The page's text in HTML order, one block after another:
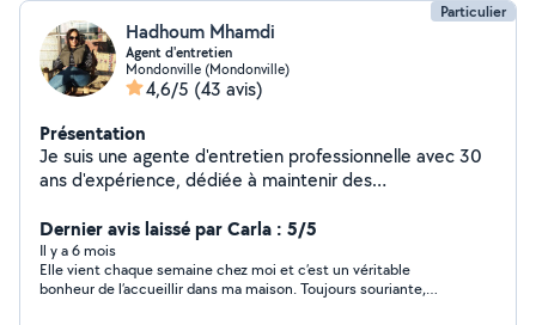
Particulier
Hadhoum Mhamdi
Agent d'entretien
Mondonville (Mondonville)
4,6/5 (43 avis)
Présentation
Je suis une agente d'entretien professionnelle avec 30
ans d'expérience, dédiée à maintenir des
services de nettoyage pour résidences, bureaux et
espaces communs, utilisant des techniques avancées et
des produits écologiques pour surpasser vos attentes.
Dernier avis laissé par Carla : 5/5
Il y a 6 mois
Elle vient chaque semaine chez moi et c’est un véritable
bonheur de l’accueillir dans ma maison. Toujours souriante,